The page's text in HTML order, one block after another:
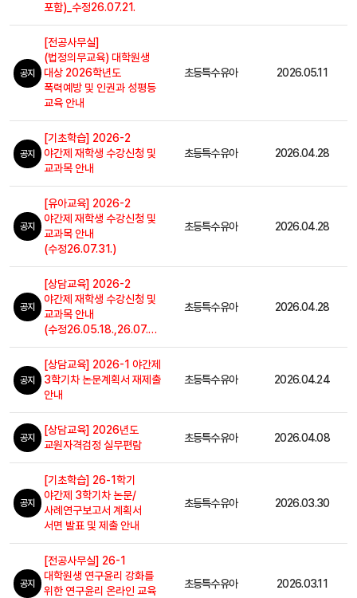
포함)_수정26.07.21.
공지
[전공사무실]
(법정의무교육) 대학원생
대상 2026학년도
폭력예방 및 인권과 성평등
교육 안내
초등특수유아 2026.05.11
공지
[기초학습] 2026-2
야간제 재학생 수강신청 및
교과목 안내
초등특수유아 2026.04.28
공지
[유아교육] 2026-2
야간제 재학생 수강신청 및
교과목 안내
(수정26.07.31.)
초등특수유아 2026.04.28
공지
[상담교육] 2026-2
야간제 재학생 수강신청 및
교과목 안내
(수정26.05.18.,26.07.31.)
초등특수유아 2026.04.28
공지
[상담교육] 2026-1 야간제
3학기차 논문계획서 재제출
안내
초등특수유아 2026.04.24
공지
[상담교육] 2026년도
교원자격검정 실무편람
초등특수유아 2026.04.08
공지
[기초학습] 26-1학기
야간제 3학기차 논문/
사례연구보고서 계획서
서면 발표 및 제출 안내
초등특수유아 2026.03.30
공지
[전공사무실] 26-1
대학원생 연구윤리 강화를
위한 연구윤리 온라인 교육
초등특수유아 2026.03.11